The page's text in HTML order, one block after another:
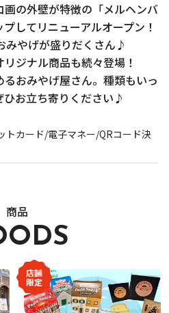
体験
とは
館内マップ
せ
希望者の方へ
プライバシーポリシー
の外壁が特徴の「メルヘンバ
してリニューアルオープン！
みやげが盛りだくさん♪
ジナル商品も続々登場！
おみやげ屋さん。種類もいっ
ひお立ち寄りください♪
トカード/電子マネー/QRコード決
商品
店舗
限定